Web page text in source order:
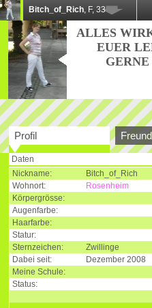
Bitch_of_Rich, F, 33
ALLES
EUER
Profil
Daten
Nickname:
Bitch_of_Rich
Wohnort:
Rosenheim
Körpergrösse:
Augenfarbe:
Haarfarbe:
Statur:
Sternzeichen:
Zwillinge
Dabei seit:
Dezember 2008
Meine Schule:
Status: